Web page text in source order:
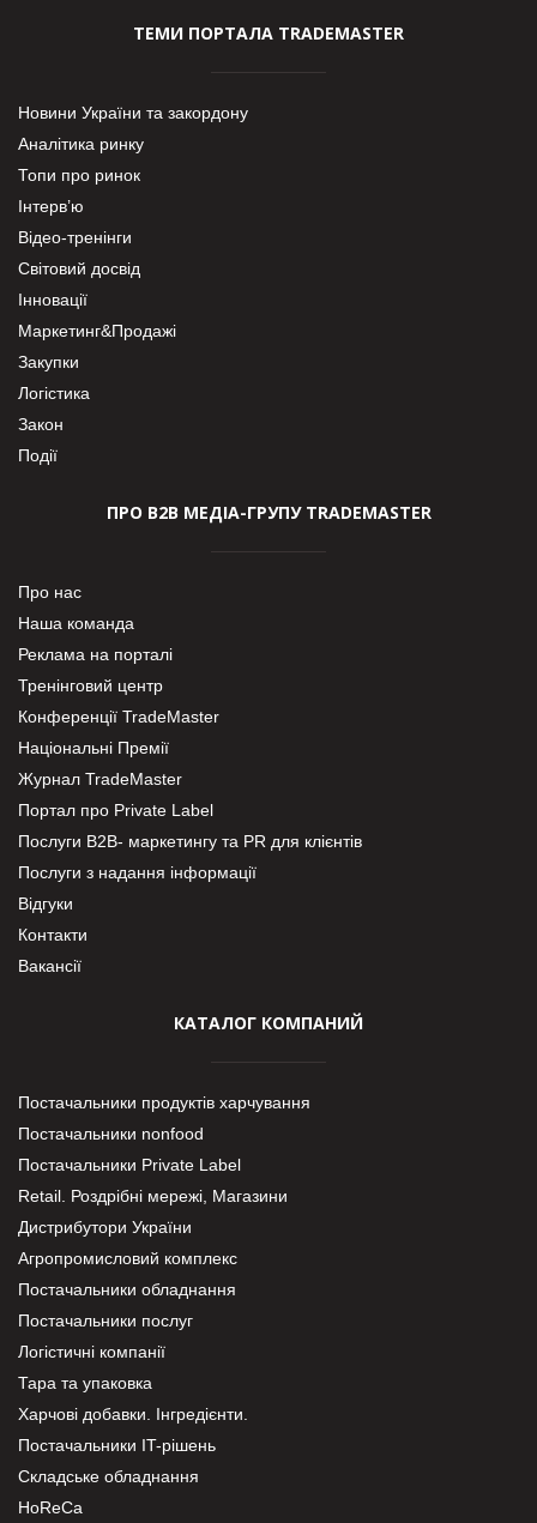
ТЕМИ ПОРТАЛА TRADEMASTER
Новини України та закордону
Аналітика ринку
Топи про ринок
Інтерв’ю
Відео-тренінги
Світовий досвід
Інновації
Маркетинг&Продажі
Закупки
Логістика
Закон
Події
ПРО В2В МЕДІА-ГРУПУ TRADEMASTER
Про нас
Наша команда
Реклама на порталі
Тренінговий центр
Конференції TradeMaster
Національні Премії
Журнал TradeMaster
Портал про Private Label
Послуги В2В- маркетингу та PR для клієнтів
Послуги з надання інформації
Відгуки
Контакти
Вакансії
КАТАЛОГ КОМПАНИЙ
Постачальники продуктів харчування
Постачальники nonfood
Постачальники Private Label
Retail. Роздрібні мережі, Магазини
Дистрибутори України
Агропромисловий комплекс
Постачальники обладнання
Постачальники послуг
Логістичні компанії
Тара та упаковка
Харчові добавки. Інгредієнти.
Постачальники IT-рішень
Складське обладнання
HoReCa